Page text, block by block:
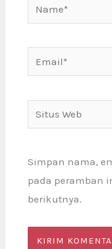
Email*
Situs
Web
Simpan nama,
pada peramban
berikutnya.